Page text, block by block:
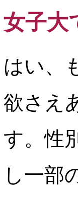
女子大
はい、
欲さえ
す。性
し一部